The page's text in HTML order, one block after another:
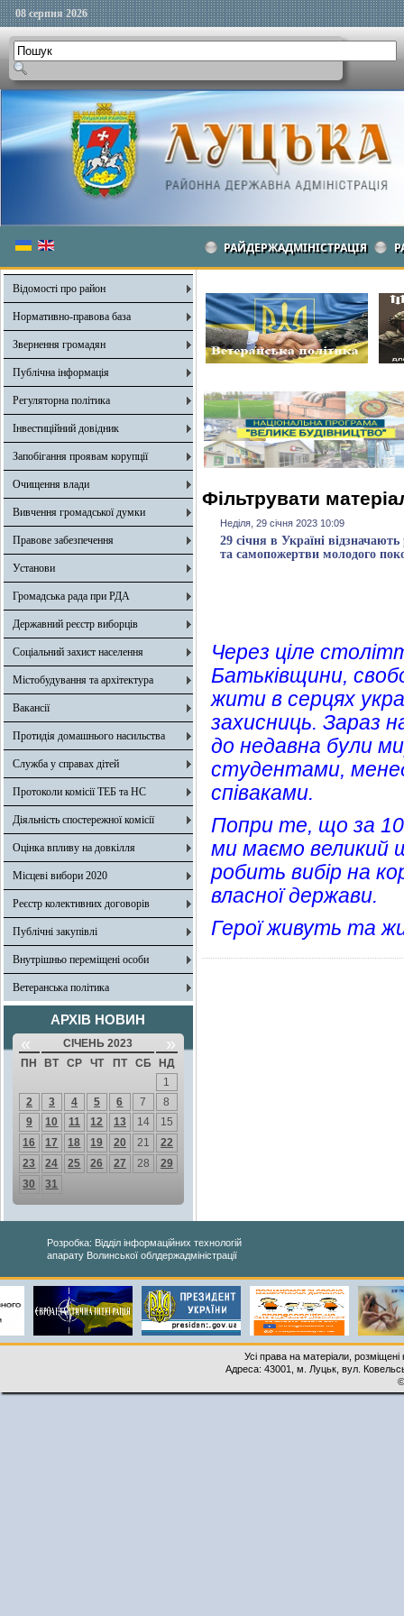
08 серпня 2026
РАЙДЕРЖАДМІНІСТРАЦІЯ
Відомості про район
Нормативно-правова база
Звернення громадян
Публічна інформація
Регуляторна політика
Інвестиційний довідник
Запобігання проявам корупції
Очищення влади
Вивчення громадської думки
Правове забезпечення
Установи
Громадська рада при РДА
Державний реєстр виборців
Соціальний захист населення
Містобудування та архітектура
Вакансії
Протидія домашнього насильства
Служба у справах дітей
Протоколи комісії ТЕБ та НС
Діяльність спостережної комісії
Оцінка впливу на довкілля
Місцеві вибори 2020
Реєстр колективних договорів
Публічні закупівлі
Внутрішньо переміщені особи
Ветеранська політика
АРХІВ НОВИН
« СІЧЕНЬ 2023 »
ПН ВТ СР ЧТ ПТ СБ
НД
1
2
3 4 5 6 7
8
9
10 11 12 13 14
15
16
17 18 19 20 21
22
23
24 25 26 27 28
29
30
31
Фільтрувати
Неділя, 29 січня 2023 10:09
29 січня в Україні
та самопожертви молодого
Через ціле
Батьківщини,
жити в серцях
захисниць. Зараз
до недавна були
студентами,
співаками.
Попри те, що за
ми маємо великий
робить вибір на
власної держави.
Герої живуть та
Розробка: Відділ інформаційних технологій
апарату Волинської облдержадміністрації
Усі права на матеріали,
Адреса: 43001, м. Луцьк, вул.